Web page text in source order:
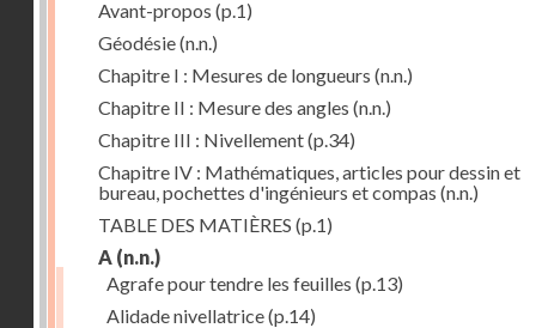
Avant-propos (p.1)
Géodésie(n.n.)
Chapitre I : Mesures de longueurs (n.n.)
Chapitre II : Mesure des angles (n.n.)
Chapitre III : Nivellement(p.34)
Chapitre IV : Mathématiques, articles pour dessin et
bureau, pochettes d'ingénieurs et compas (n.n.)
TABLE DES MATIÈRES (p.1)
A (n.n.)
Agrafe pour tendre les feuilles (p.13)
Alidade nivellatrice(p.14)